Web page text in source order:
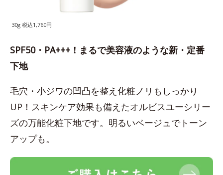
30g 税込1,760円
SPF50・PA+++！まるで美容液のような新・定番
下地
毛穴・小ジワの凹凸を整え化粧ノリもしっかり
UP！スキンケア効果も備えたオルビスユーシリー
ズの万能化粧下地です。明るいベージュでトーン
アップも。